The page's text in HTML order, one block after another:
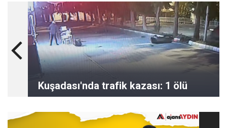
Kuşadası'nda trafik kazası: 1 ölü